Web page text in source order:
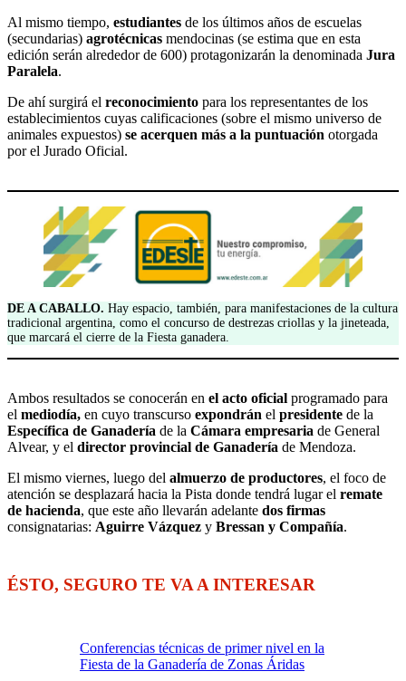
Al mismo tiempo, estudiantes de los últimos años de escuelas
(secundarias) agrotécnicas mendocinas (se estima que en esta
edición serán alrededor de 600) protagonizarán la denominada Jura
Paralela.
De ahí surgirá el reconocimiento para los representantes de los
establecimientos cuyas calificaciones (sobre el mismo universo de
animales expuestos) se acerquen más a la puntuación otorgada
por el Jurado Oficial.
DE A CABALLO. Hay espacio, también, para manifestaciones de la cultura
tradicional argentina, como el concurso de destrezas criollas y la jineteada,
que marcará el cierre de la Fiesta ganadera.
Ambos resultados se conocerán en el acto oficial programado para
el mediodía, en cuyo transcurso expondrán el presidente de la
Específica de Ganadería de la Cámara empresaria de General
Alvear, y el director provincial de Ganadería de Mendoza.
El mismo viernes, luego del almuerzo de productores, el foco de
atención se desplazará hacia la Pista donde tendrá lugar el remate
de hacienda, que este año llevarán adelante dos firmas
consignatarias: Aguirre Vázquez y Bressan y Compañía.
ÉSTO, SEGURO TE VA A INTERESAR
Conferencias técnicas de primer nivel en la
Fiesta de la Ganadería de Zonas Áridas